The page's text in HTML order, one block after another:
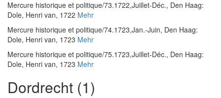
Mercure historique et politique/73.1722,Juillet-Déc., Den Haag:
Dole, Henri van, 1722 Mehr
Mercure historique et politique/74.1723,Jan.-Juin, Den Haag:
Dole, Henri van, 1723 Mehr
Mercure historique et politique/75.1723,Juillet-Déc., Den Haag:
Dole, Henri van, 1723 Mehr
Dordrecht (1)